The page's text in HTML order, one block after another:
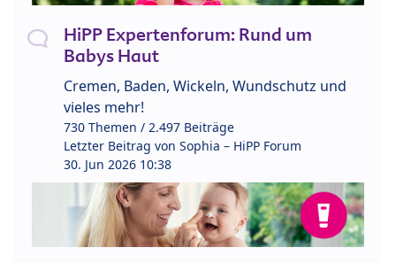
HiPP Expertenforum: Rund um
Babys Haut
Cremen, Baden, Wickeln, Wundschutz und
vieles mehr!
730 Themen / 2.497 Beiträge
Letzter Beitrag von Sophia – HiPP Forum
30. Jun 2026 10:38